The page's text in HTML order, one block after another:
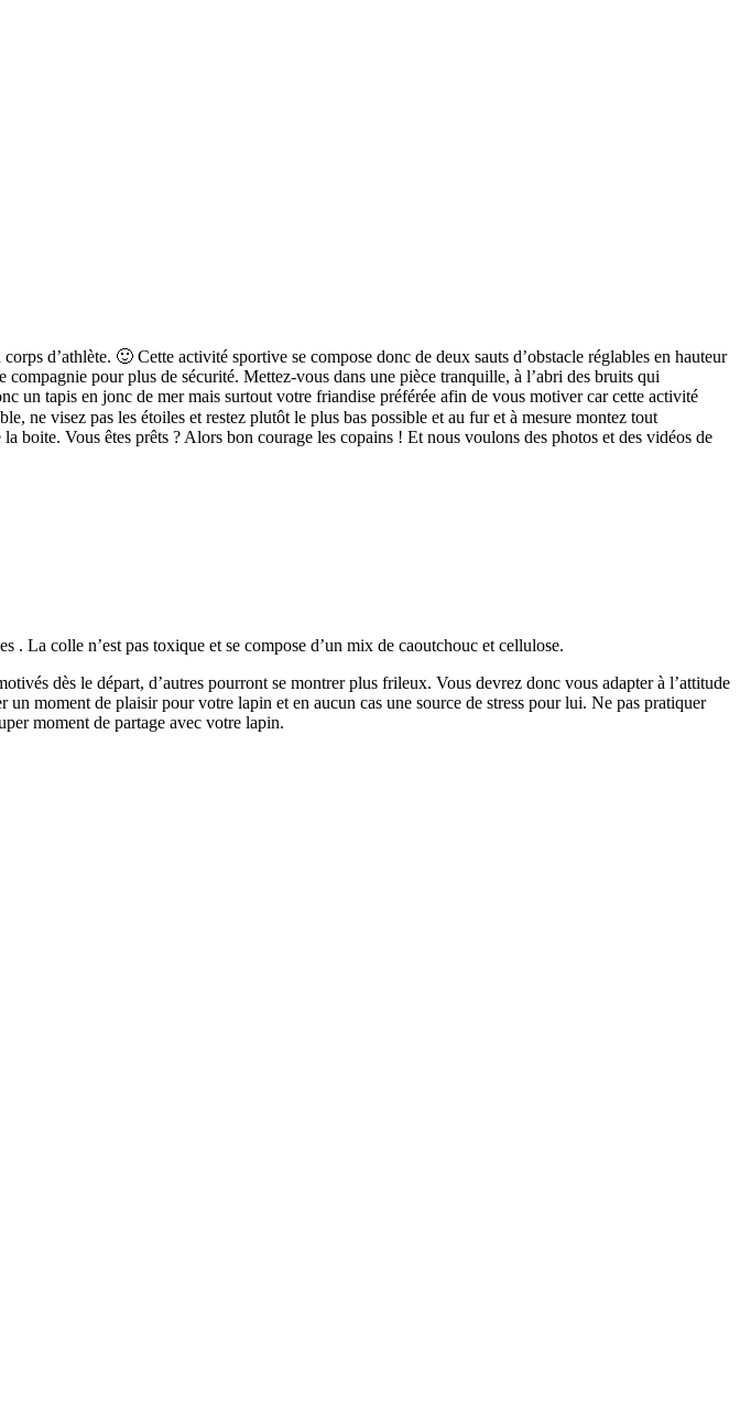
d’athlète. 🙂 Cette activité sportive se compose donc de deux sauts d’obstacle réglables en hauteur
pour plus de sécurité. Mettez-vous dans une pièce tranquille, à l’abri des bruits qui
un tapis en jonc de mer mais surtout votre friandise préférée afin de vous motiver car cette activité
ne visez pas les étoiles et restez plutôt le plus bas possible et au fur et à mesure montez tout
Vous êtes prêts ? Alors bon courage les copains ! Et nous voulons des photos et des vidéos de
La colle n’est pas toxique et se compose d’un mix de caoutchouc et cellulose.
dès le départ, d’autres pourront se montrer plus frileux. Vous devrez donc vous adapter à l’attitude
moment de plaisir pour votre lapin et en aucun cas une source de stress pour lui. Ne pas pratiquer
moment de partage avec votre lapin.